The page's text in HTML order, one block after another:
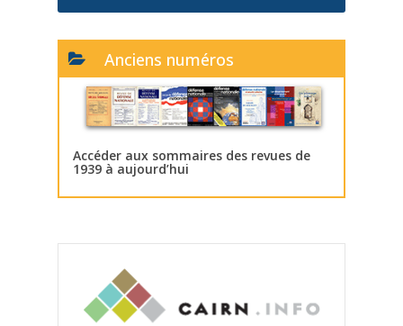
Anciens numéros
Accéder aux sommaires des revues de
1939 à aujourd’hui